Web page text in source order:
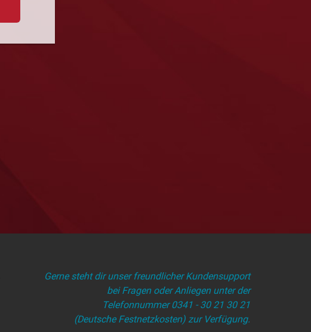
Gerne steht dir unser freundlicher Kundensupport
bei Fragen oder Anliegen unter der
Telefonnummer 0341 - 30 21 30 21
(Deutsche Festnetzkosten) zur Verfügung.